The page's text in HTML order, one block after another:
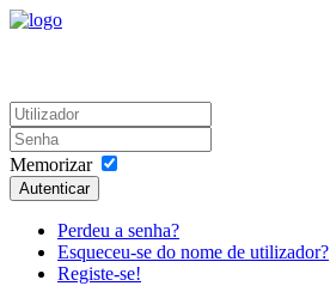
Memorizar
Autenticar
Perdeu a senha?
Esqueceu-se do nome de utilizador?
Registe-se!